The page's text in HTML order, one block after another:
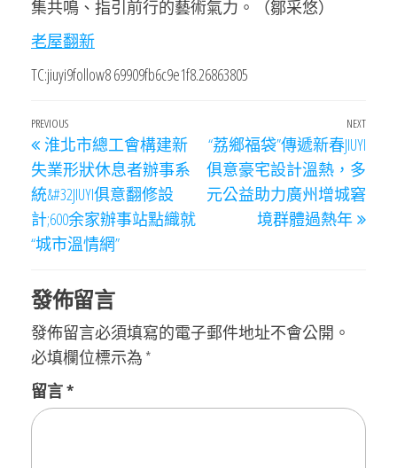
集共鳴、指引前行的藝術氣力。（鄒采悠）
老屋翻新
TC:jiuyi9follow8 69909fb6c9e1f8.26863805
文
章
導
覽
Previous
Post
PREVIOUS
淮北市總工會構建新
失業形狀休息者辦事系
統&#32JIUYI俱意翻修設
計;600余家辦事站點織就
“城市溫情網”
Next
NEXT
“荔鄉福袋”傳遞新春JIUYI
俱意豪宅設計溫熱，多
元公益助力廣州增城窘
境群體過熱年
發佈留言
發佈留言必須填寫的電子郵件地址不會公開。
必填欄位標示為 *
留言*